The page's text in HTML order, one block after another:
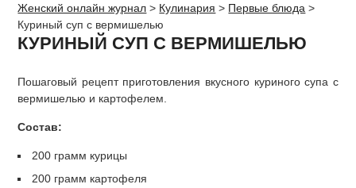
Женский онлайн журнал > Кулинария > Первые блюда >
Куриный суп с вермишелью
КУРИНЫЙ СУП С ВЕРМИШЕЛЬЮ
Пошаговый рецепт приготовления вкусного куриного супа с
вермишелью и картофелем.
Состав:
200 грамм курицы
200 грамм картофеля